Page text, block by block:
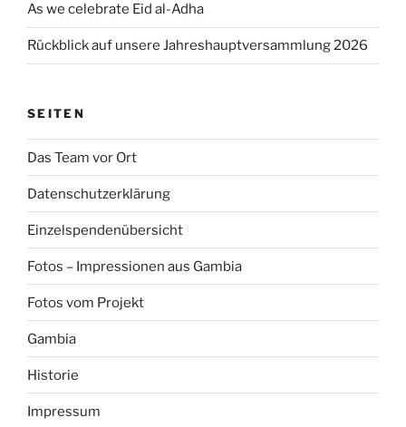
As we celebrate Eid al-Adha
Rückblick auf unsere Jahreshauptversammlung 2026
SEITEN
Das Team vor Ort
Datenschutzerklärung
Einzelspendenübersicht
Fotos – Impressionen aus Gambia
Fotos vom Projekt
Gambia
Historie
Impressum